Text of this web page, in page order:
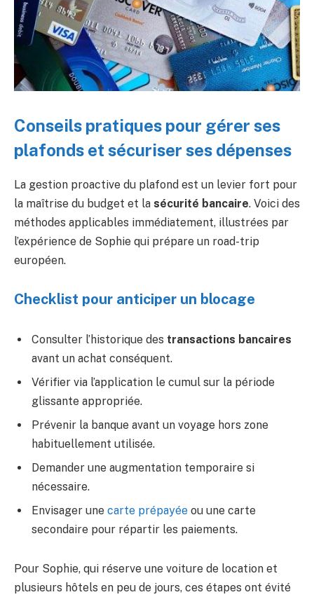
Conseils pratiques pour gérer ses
plafonds et sécuriser ses dépenses
La gestion proactive du plafond est un levier fort pour
la maîtrise du budget et la sécurité bancaire. Voici des
méthodes applicables immédiatement, illustrées par
l’expérience de Sophie qui prépare un road-trip
européen.
Checklist pour anticiper un blocage
Consulter l’historique des transactions bancaires
avant un achat conséquent.
Vérifier via l’application le cumul sur la période
glissante appropriée.
Prévenir la banque avant un voyage hors zone
habituellement utilisée.
Demander une augmentation temporaire si
nécessaire.
Envisager une carte prépayée ou une carte
secondaire pour répartir les paiements.
Pour Sophie, qui réserve une voiture de location et
plusieurs hôtels en peu de jours, ces étapes ont évité